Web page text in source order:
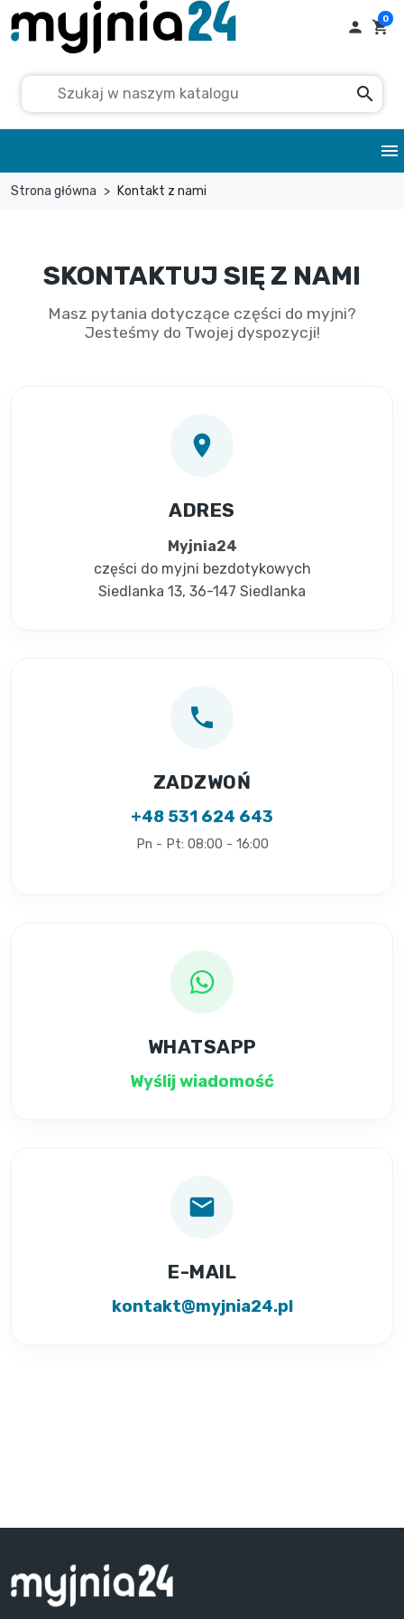
search
 shopping_cart
0
menu
Strona główna Kontakt z nami
SKONTAKTUJ SIĘ Z NAMI
Masz pytania dotyczące części do myjni?
Jesteśmy do Twojej dyspozycji!
location_on
ADRES
Myjnia24
części do myjni bezdotykowych
Siedlanka 13, 36-147 Siedlanka
phone
ZADZWOŃ
+48 531 624 643
Pn - Pt: 08:00 - 16:00
WHATSAPP
Wyślij wiadomość
email
E-MAIL
kontakt@myjnia24.pl